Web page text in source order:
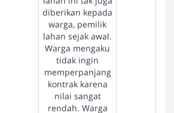
diberikan kepada
warga, pemilik
lahan sejak awal.
Warga mengaku
tidak ingin
memperpanjang
kontrak karena
nilai sangat
rendah. Warga